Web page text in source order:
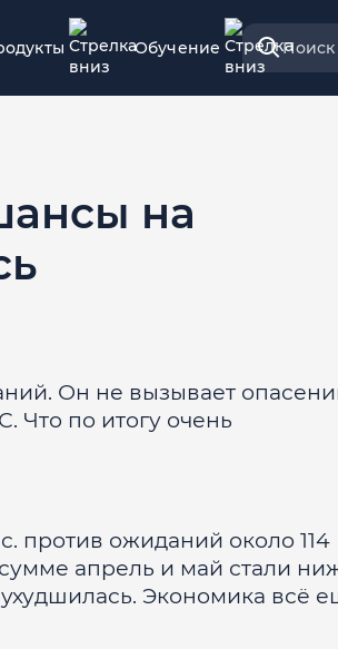
Обучение Поиск
на
Он не вызывает
Что по итогу очень
против ожиданий около 114
апрель и май стали
Экономика всё